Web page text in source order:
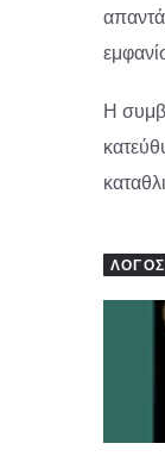
Η
ΛΌΓΟΣ